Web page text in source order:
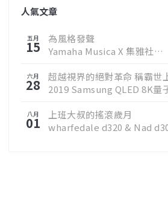
人氣文章
五月
15
為風格發聲
Yamaha Musica X 集雅社
六月
28
超越視界的絕對革命 稱霸世
2019 Samsung QLED 8K量
八月
01
上班大叔的搖滾歲月
wharfedale d320 & Nad